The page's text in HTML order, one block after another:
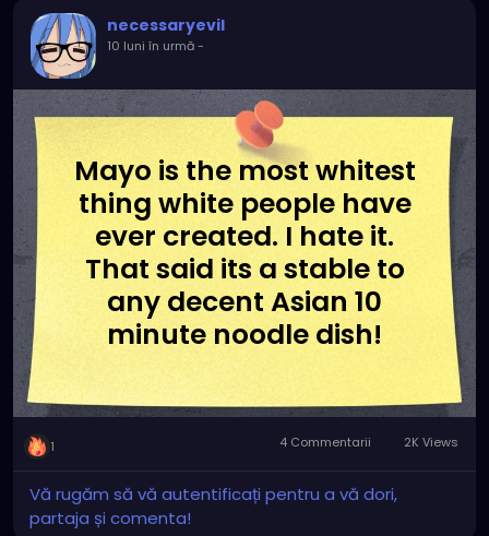
necessaryevil
10 luni în urmă-
Mayo is the most whitest
thing white people have
ever created. I hate it.
That said its a stable to
any decent Asian 10
minute noodle dish!
1 4 Commentarii 2K Views
Vă rugăm să vă autentificați pentru a vă dori,
partaja și comenta!